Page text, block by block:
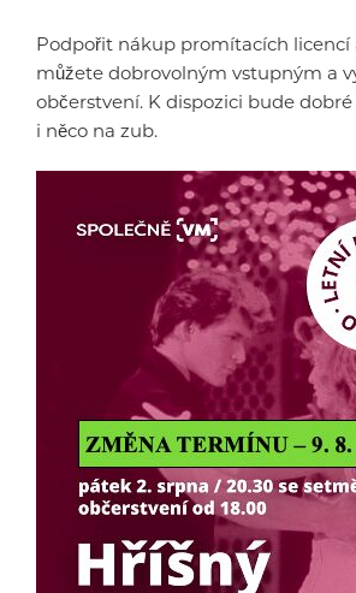
Podpořit nákup promítacích licencí
můžete dobrovolným vstupným a
občerstvení. K dispozici bude
i něco na zub.